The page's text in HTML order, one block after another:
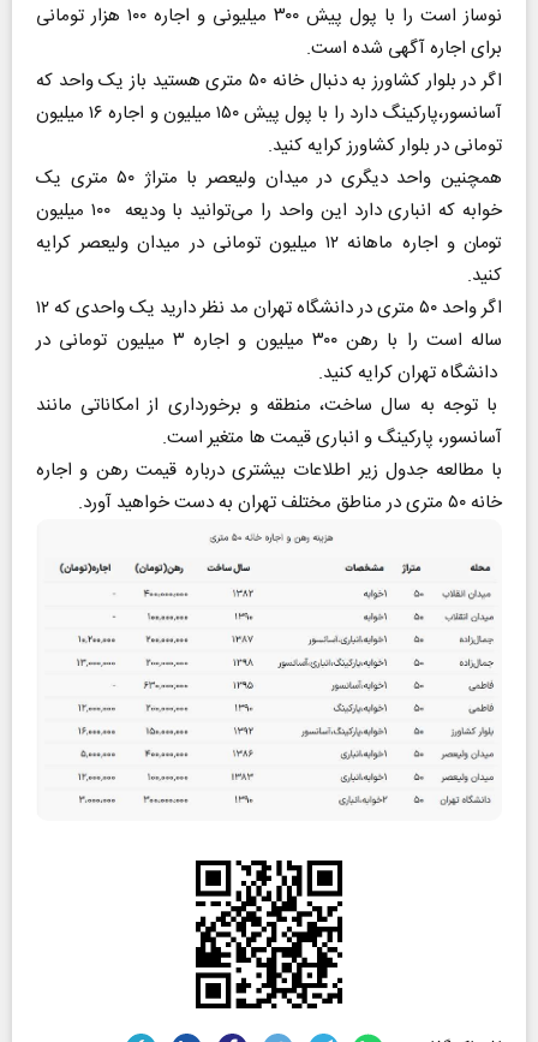
نوساز است را با پول پیش ۳۰۰ میلیونی و اجاره ۱۰۰ هزار تومانی
برای اجاره آگهی شده است.
اگر در بلوار کشاورز به دنبال خانه ۵۰ متری هستید باز یک واحد که
آسانسور،پارکینگ دارد را با پول پیش ۱۵۰ میلیون و اجاره ۱۶ میلیون
تومانی در بلوار کشاورز کرایه کنید.
همچنین واحد دیگری در میدان ولیعصر با متراژ ۵۰ متری یک
خوابه که انباری دارد این واحد را می‌توانید با ودیعه ۱۰۰ میلیون
تومان و اجاره ماهانه ۱۲ میلیون تومانی در میدان ولیعصر کرایه
کنید.
اگر واحد ۵۰ متری در دانشگاه تهران مد نظر دارید یک واحدی که ۱۲
ساله است را با رهن ۳۰۰ میلیون و اجاره ۳ میلیون تومانی در
دانشگاه تهران کرایه کنید.
با توجه به سال ساخت، منطقه و برخورداری از امکاناتی مانند
آسانسور، پارکینگ و انباری قیمت ها متغیر است.
با مطالعه جدول زیر اطلاعات بیشتری درباره قیمت رهن و اجاره
خانه ۵۰ متری در مناطق مختلف تهران به دست خواهید آورد.